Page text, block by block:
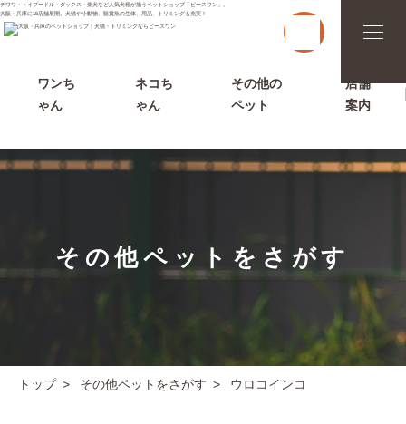
チワワ・トイプードル・ダックス・柴犬など人気犬種が揃うペットショップ「ピースワン」。
大阪・兵庫に15店舗展開。犬猫や小動物、観賞魚の生体、用品、トリミングも充実！
t
o
l
i
g
a
ワンち
ゃん
ネコち
ゃん
その他の
ペット
店舗
案内
その他ペットをさがす
トップ その他ペットをさがす ウロコインコ